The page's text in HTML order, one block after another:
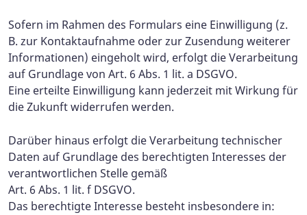
Sofern im Rahmen des Formulars eine Einwilligung (z.
B. zur Kontaktaufnahme oder zur Zusendung weiterer
Informationen) eingeholt wird, erfolgt die Verarbeitung
auf Grundlage von Art. 6 Abs. 1 lit. a DSGVO.
Eine erteilte Einwilligung kann jederzeit mit Wirkung für
die Zukunft widerrufen werden.
Darüber hinaus erfolgt die Verarbeitung technischer
Daten auf Grundlage des berechtigten Interesses der
verantwortlichen Stelle gemäß
Art. 6 Abs. 1 lit. f DSGVO.
Das berechtigte Interesse besteht insbesondere in: